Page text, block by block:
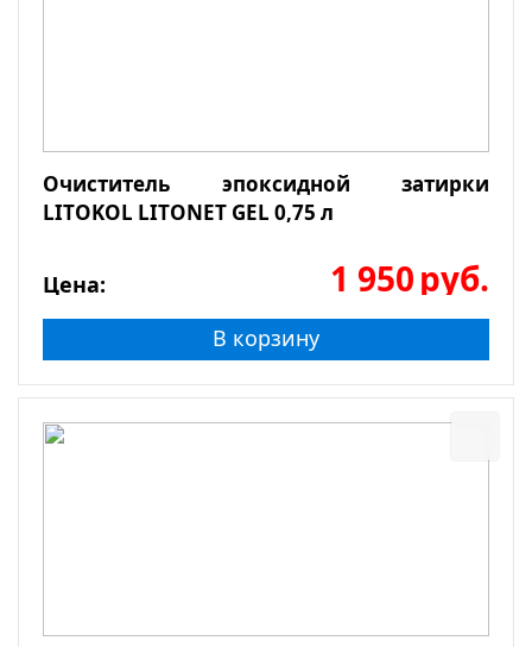
Очиститель эпоксидной затирки
LITOKOL LITONET GEL 0,75 л
Цена: 1 950руб.
В корзину